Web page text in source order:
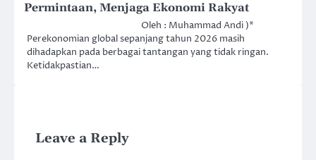
Permintaan, Menjaga Ekonomi Rakyat
Oleh : Muhammad Andi )*
Perekonomian global sepanjang tahun 2026 masih
dihadapkan pada berbagai tantangan yang tidak ringan.
Ketidakpastian…
Leave a Reply